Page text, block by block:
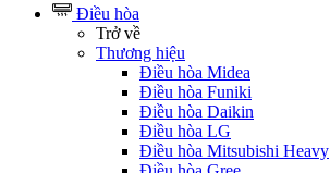
Điều hòa
Trở về
Thương hiệu
Điều hòa Midea
Điều hòa Funiki
Điều hòa Daikin
Điều hòa LG
Điều hòa Mitsubishi Heavy